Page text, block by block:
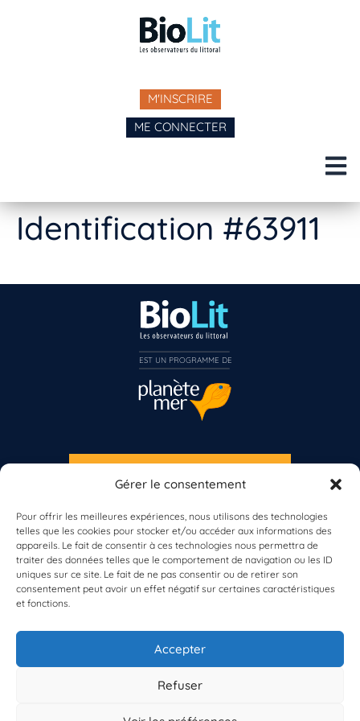
Gérer le consentement
Pour offrir les meilleures expériences, nous utilisons des technologies
telles que les cookies pour stocker et/ou accéder aux informations des
appareils. Le fait de consentir à ces technologies nous permettra de
traiter des données telles que le comportement de navigation ou les ID
uniques sur ce site. Le fait de ne pas consentir ou de retirer son
consentement peut avoir un effet négatif sur certaines caractéristiques
et fonctions.
Accepter
Refuser
M'INSCRIRE
ME CONNECTER
Identification #63911
À propos de BioLit
Vos données d'observation
Ressources
Résultats du programme
Contacts
S'INSCRIRE À LA NEWSLETTER
Vous n’êtes pas encore inscrit à Biolit ?